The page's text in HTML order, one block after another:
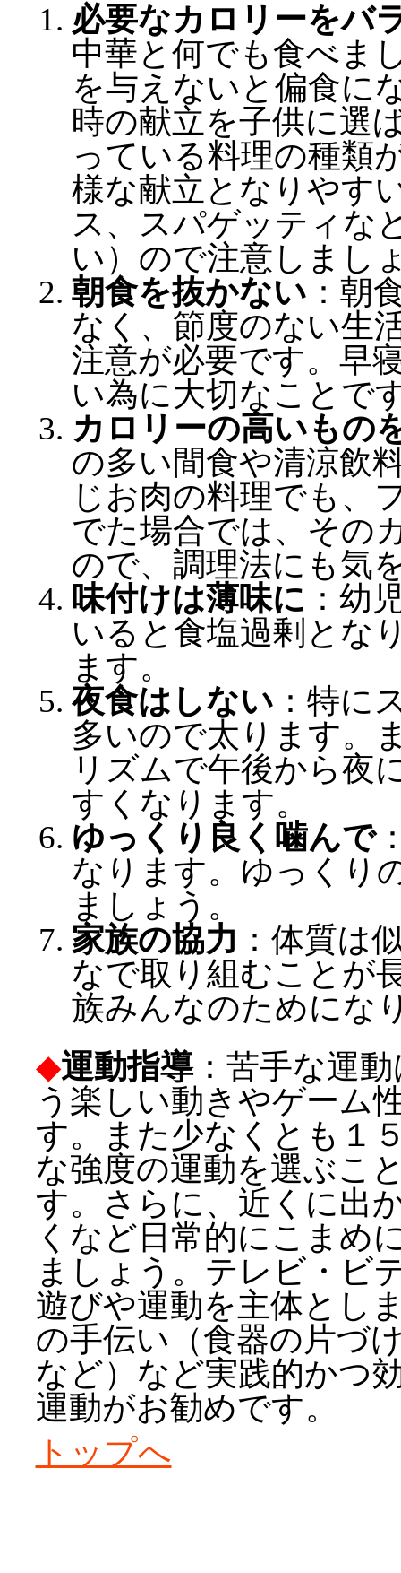
必要なカロリーをバ
中華と何でも食べま
を与えないと偏食に
時の献立を子供に選
っている料理の種類
様な献立となりやす
ス、スパゲッティな
い）ので注意しまし
朝食を抜かない ：朝
なく、節度のない生
注意が必要です。早
い為に大切なことで
カロリーの高いもの
の多い間食や清涼飲
じお肉の料理でも、
でた場合では、その
ので、調理法にも気
味付けは薄味に ：幼
いると食塩過剰とな
ます。
夜食はしない ：特に
多いので太ります。
リズムで午後から夜
すくなります。
ゆっくり良く噛んで
なります。ゆっくり
ましょう。
家族の協力 ：体質は
なで取り組むことが
族みんなのためにな
◆運動指導：苦手な運
う楽しい動きやゲーム
す。また少なくとも１
な強度の運動を選ぶこ
す。さらに、近くに出
くなど日常的にこまめ
ましょう。テレビ・ビ
遊びや運動を主体とし
の手伝い（食器の片づ
など）など実践的かつ
運動がお勧めです。
トップへ